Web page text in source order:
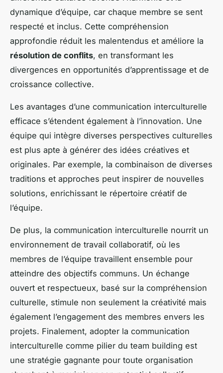
dynamique d’équipe, car chaque membre se sent
respecté et inclus. Cette compréhension
approfondie réduit les malentendus et améliore la
résolution de conflits, en transformant les
divergences en opportunités d’apprentissage et de
croissance collective.
Les avantages d’une communication interculturelle
efficace s’étendent également à l’innovation. Une
équipe qui intègre diverses perspectives culturelles
est plus apte à générer des idées créatives et
originales. Par exemple, la combinaison de diverses
traditions et approches peut inspirer de nouvelles
solutions, enrichissant le répertoire créatif de
l’équipe.
De plus, la communication interculturelle nourrit un
environnement de travail collaboratif, où les
membres de l’équipe travaillent ensemble pour
atteindre des objectifs communs. Un échange
ouvert et respectueux, basé sur la compréhension
culturelle, stimule non seulement la créativité mais
également l’engagement des membres envers les
projets. Finalement, adopter la communication
interculturelle comme pilier du team building est
une stratégie gagnante pour toute organisation